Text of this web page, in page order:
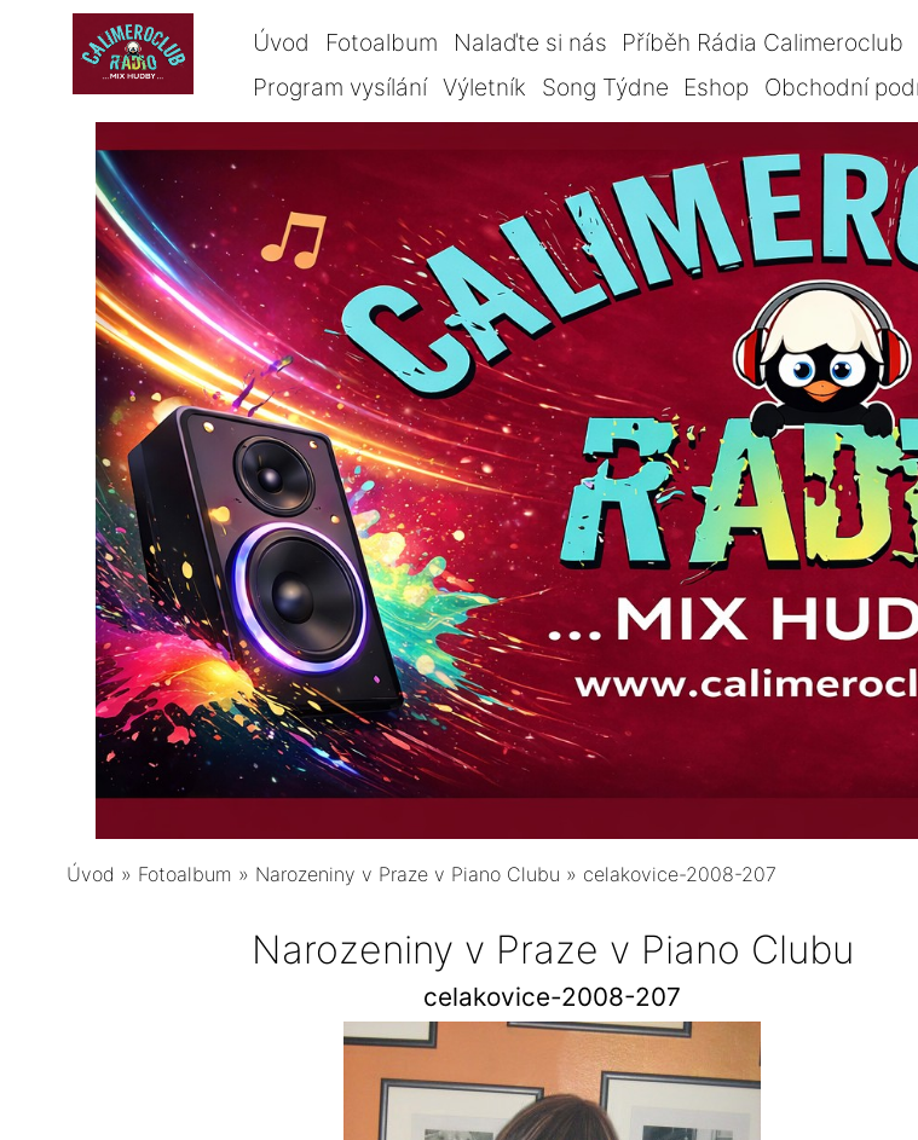
Úvod Fotoalbum Nalaďte si nás Příběh Rádia Calimeroclub
Program vysílání Výletník Song Týdne Eshop Obchodní
Úvod » Fotoalbum » Narozeniny v Praze v Piano Clubu » celakovice-2008-207
Narozeniny v Praze v Piano Clubu
celakovice-2008-207